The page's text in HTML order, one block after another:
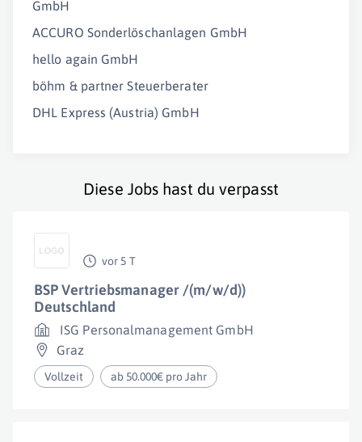
GmbH
ACCURO Sonderlöschanlagen GmbH
hello again GmbH
böhm & partner Steuerberater
DHL Express (Austria) GmbH
Diese Jobs hast du verpasst
vor 5 T
BSP Vertriebsmanager /(m/w/d))
Deutschland
ISG Personalmanagement GmbH
Graz
Vollzeit ab 50.000€ pro Jahr